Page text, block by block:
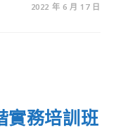
2022 年 6 月 17 日
實務培訓班